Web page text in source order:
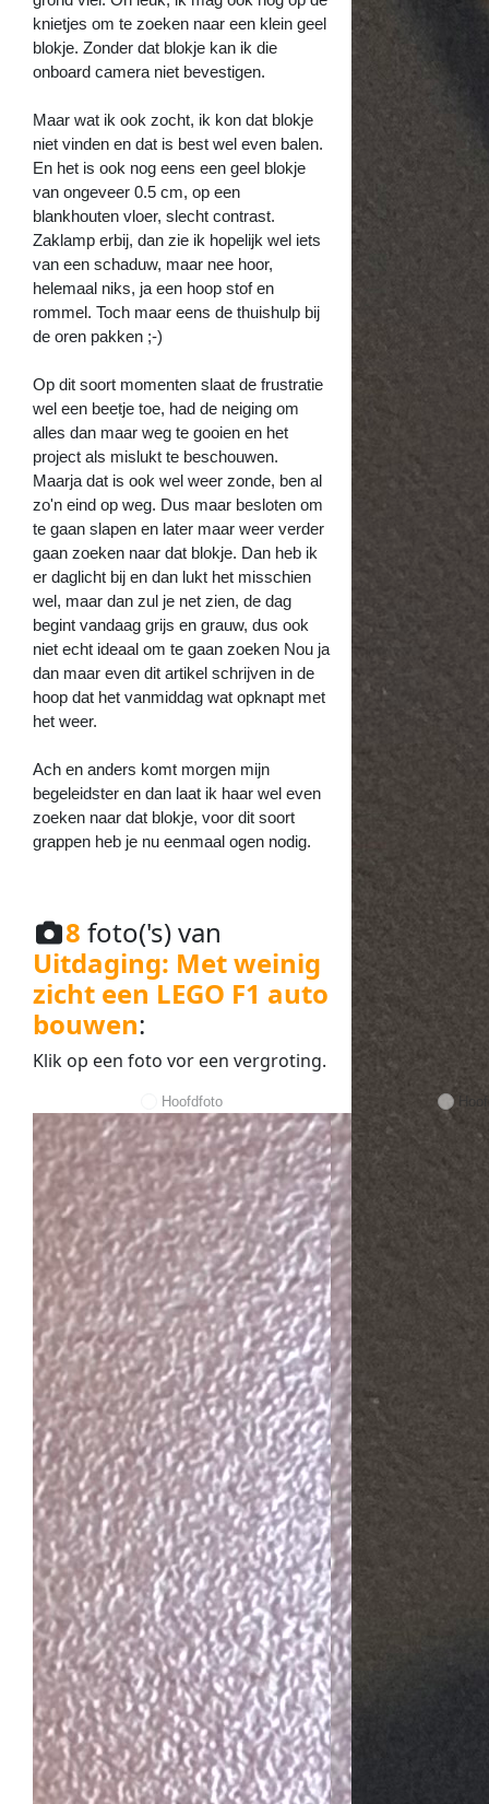
knietjes om te zoeken naar een klein geel
blokje. Zonder dat blokje kan ik die
onboard camera niet bevestigen.
Maar wat ik ook zocht, ik kon dat blokje
niet vinden en dat is best wel even balen.
En het is ook nog eens een geel blokje
van ongeveer 0.5 cm, op een
blankhouten vloer, slecht contrast.
Zaklamp erbij, dan zie ik hopelijk wel iets
van een schaduw, maar nee hoor,
helemaal niks, ja een hoop stof en
rommel. Toch maar eens de thuishulp bij
de oren pakken ;-)
Op dit soort momenten slaat de frustratie
wel een beetje toe, had de neiging om
alles dan maar weg te gooien en het
project als mislukt te beschouwen.
Maarja dat is ook wel weer zonde, ben al
zo'n eind op weg. Dus maar besloten om
te gaan slapen en later maar weer verder
gaan zoeken naar dat blokje. Dan heb ik
er daglicht bij en dan lukt het misschien
wel, maar dan zul je net zien, de dag
begint vandaag grijs en grauw, dus ook
niet echt ideaal om te gaan zoeken Nou ja
dan maar even dit artikel schrijven in de
hoop dat het vanmiddag wat opknapt met
het weer.
Ach en anders komt morgen mijn
begeleidster en dan laat ik haar wel even
zoeken naar dat blokje, voor dit soort
grappen heb je nu eenmaal ogen nodig.
8 foto('s) van
Uitdaging: Met weinig
zicht een LEGO F1 auto
bouwen:
Klik op eenfoto vor eenvergroting.
Hoofdfoto